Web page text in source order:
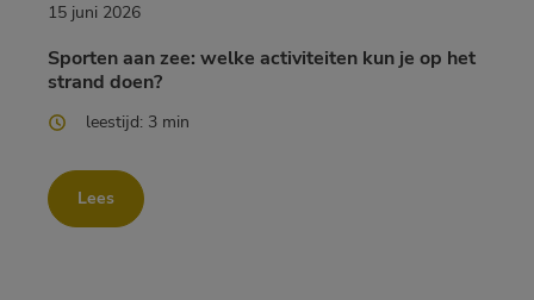
15 juni 2026
Sporten aan zee: welke activiteiten kun je op het
strand doen?
leestijd: 3 min
Lees